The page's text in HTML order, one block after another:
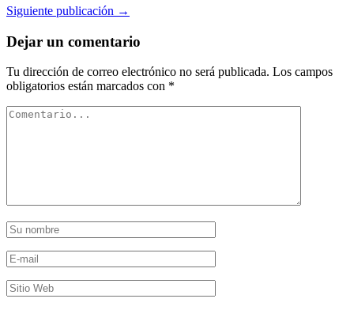
Siguiente publicación →
Dejar un comentario
Tu dirección de correo electrónico no será publicada. Los campos
obligatorios están marcados con *